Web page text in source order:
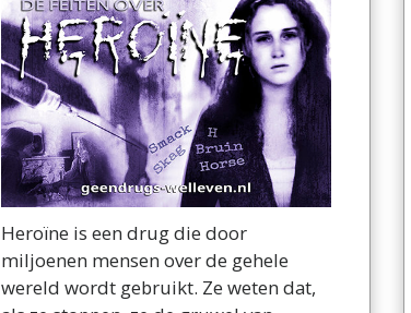
Heroïne is een drug die door
miljoenen mensen over de gehele
wereld wordt gebruikt. Ze weten dat,